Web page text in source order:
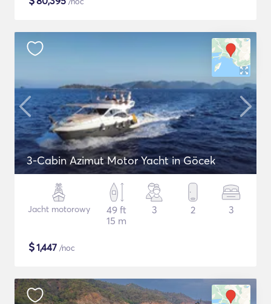
3-Cabin Azimut Motor Yacht in Göcek
Jacht motorowy
49 ft
15 m
3 2 3
$1,447 /noc